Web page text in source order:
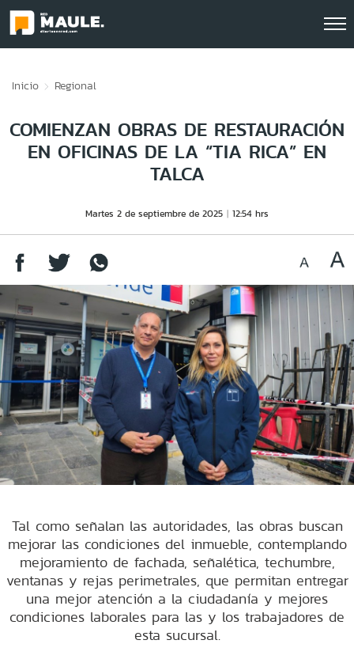
Inicio Regional
COMIENZAN OBRAS DE RESTAURACIÓN
EN OFICINAS DE LA “TIA RICA” EN
TALCA
Martes 2 de septiembre de 2025 12:54 hrs
Tal como señalan las autoridades, las obras buscan
mejorar las condiciones del inmueble, contemplando
mejoramiento de fachada, señalética, techumbre,
ventanas y rejas perimetrales, que permitan entregar
una mejor atención a la ciudadanía y mejores
condiciones laborales para las y los trabajadores de
esta sucursal.